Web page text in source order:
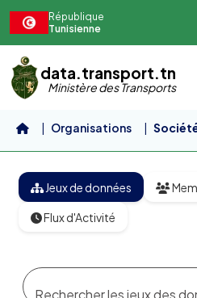
République
Tunisienne
data.transport.tn
Ministère des Transports
Organisations
Jeux de données
Flux d'Activité